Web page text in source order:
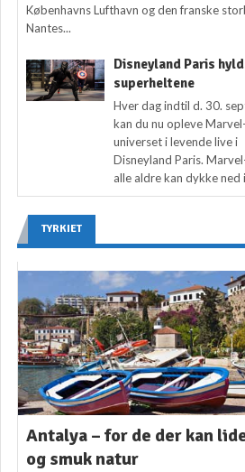
Københavns Lufthavn og den franske
Nantes...
Disneyland Paris
superheltene
Hver dag indtil d. 30.
kan du nu opleve Marvel-
universet i levende live i
Disneyland Paris.
alle aldre kan dykke ned
TYRKIET
Antalya – for de der kan
og smuk natur